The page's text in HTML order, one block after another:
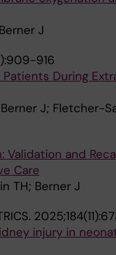
J
916
During
J; Fletcher-
and
Care
TH; Berner J
injury in